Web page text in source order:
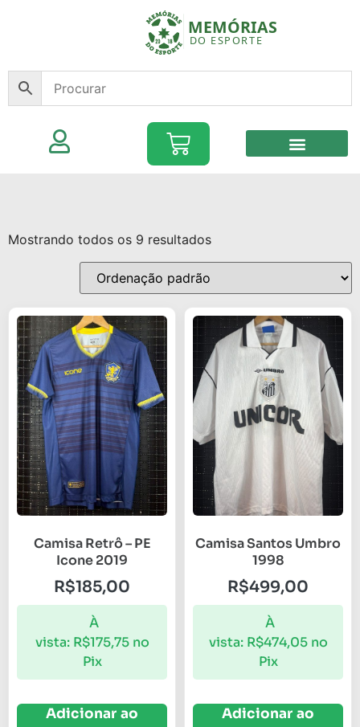
Mostrando todos os 9 resultados
Camisa Retrô – PE
Icone 2019
R$185,00
À
vista: R$175,75 no
Pix
Adicionar ao
Camisa Santos Umbro
1998
R$499,00
À
vista: R$474,05 no
Pix
Adicionar ao